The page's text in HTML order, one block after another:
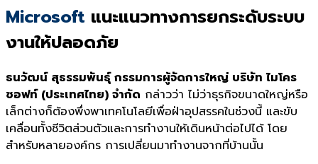
Microsoft แนะแนวทางการยกระดับระบบ
งานให้ปลอดภัย
ธนวัฒน์ สุธรรมพันธุ์ กรรมการผู้จัดการใหญ่ บริษัท ไมโคร
ซอฟท์ (ประเทศไทย) จำกัด กล่าวว่า ไม่ว่าธุรกิจขนาดใหญ่หรือ
เล็กต่างก็ต้องพึ่งพาเทคโนโลยีเพื่อฝ่าอุปสรรคในช่วงนี้ และขับ
เคลื่อนทั้งชีวิตส่วนตัวและการทำงานให้เดินหน้าต่อไปได้ โดย
สำหรับหลายองค์กร การเปลี่ยนมาทำงานจากที่บ้านนั้น